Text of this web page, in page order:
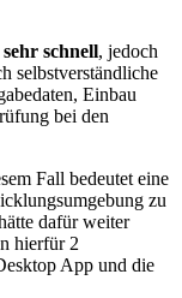
schnell, jedoch
selbstverständliche
Einbau
bei den
Fall bedeutet eine
zu
dafür weiter
hierfür 2
App und die